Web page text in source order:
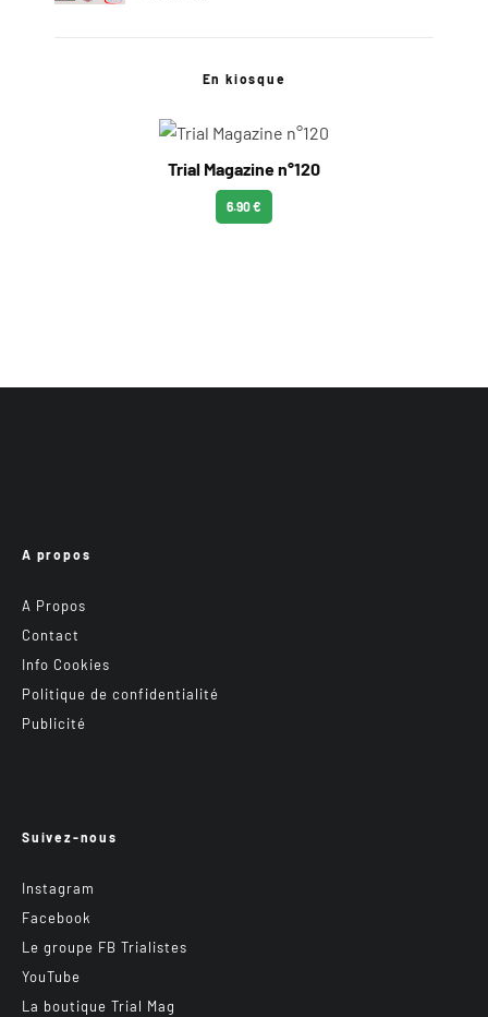
En kiosque
Trial Magazine n°120
6.90 €
A propos
A Propos
Contact
Info Cookies
Politique de confidentialité
Publicité
Suivez-nous
Instagram
Facebook
Le groupe FB Trialistes
YouTube
La boutique Trial Mag